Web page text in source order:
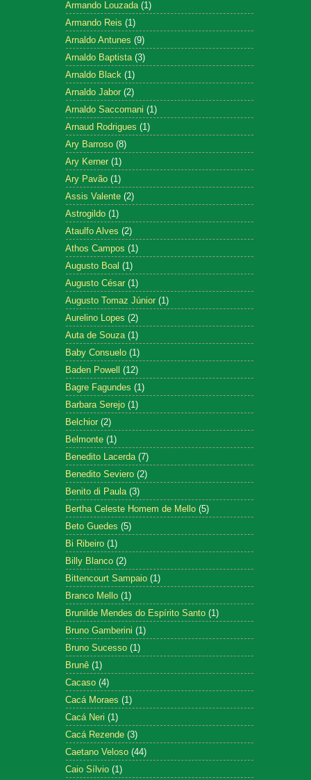
Armando Louzada (1)
Armando Reis (1)
Arnaldo Antunes (9)
Arnaldo Baptista (3)
Arnaldo Black (1)
Arnaldo Jabor (2)
Arnaldo Saccomani (1)
Arnaud Rodrigues (1)
Ary Barroso (8)
Ary Kerner (1)
Ary Pavão (1)
Assis Valente (2)
Astrogildo (1)
Ataulfo Alves (2)
Athos Campos (1)
Augusto Boal (1)
Augusto César (1)
Augusto Tomaz Júnior (1)
Aurelino Lopes (2)
Auta de Souza (1)
Baby Consuelo (1)
Baden Powell (12)
Bagre Fagundes (1)
Barbara Serejo (1)
Belchior (2)
Belmonte (1)
Benedito Lacerda (7)
Benedito Seviero (2)
Benito di Paula (3)
Bertha Celeste Homem de Mello (5)
Beto Guedes (5)
Bi Ribeiro (1)
Billy Blanco (2)
Bittencourt Sampaio (1)
Branco Mello (1)
Brunilde Mendes do Espírito Santo (1)
Bruno Gamberini (1)
Bruno Sucesso (1)
Brunê (1)
Cacaso (4)
Cacá Moraes (1)
Cacá Neri (1)
Cacá Rezende (3)
Caetano Veloso (44)
Caio Sílvio (1)